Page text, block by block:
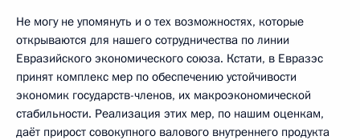
Не могу не упомянуть и о тех возможностях, которые
открываются для нашего сотрудничества по линии
Евразийского экономического союза. Кстати, в Евразэс
принят комплекс мер по обеспечению устойчивости
экономик государств-членов, их макроэкономической
стабильности. Реализация этих мер, по нашим оценкам,
даёт прирост совокупного валового внутреннего продукта